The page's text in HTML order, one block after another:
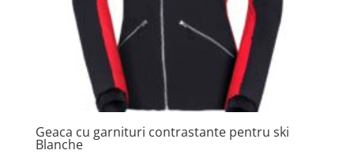
Geaca cu garnituri contrastante pentru ski
Blanche